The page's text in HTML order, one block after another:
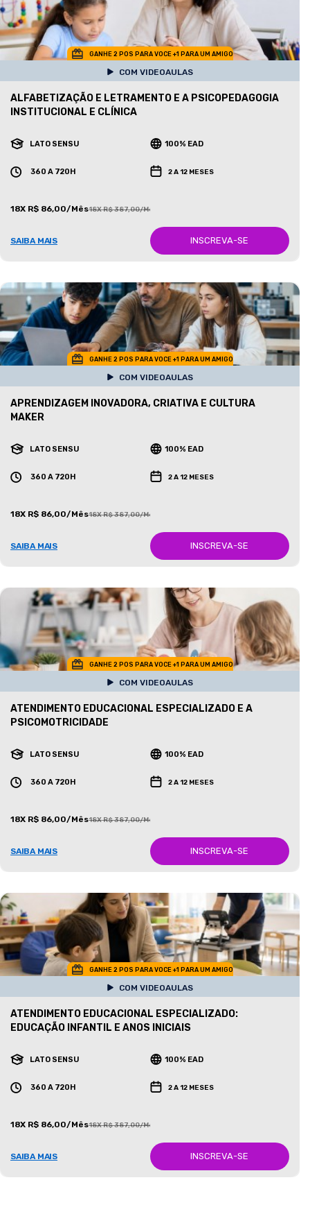
GANHE 2 POS PARA VOCE +1 PARA UM AMIGO
COM VIDEOAULAS
ALFABETIZAÇÃO E LETRAMENTO E A PSICOPEDAGOGIA
INSTITUCIONAL E CLÍNICA
LATO SENSU 100% EAD
360 A 720H 2 A 12 MESES
18X R$ 86,00/Mês18X R$ 387,00/Mês
SAIBA MAIS INSCREVA-SE
GANHE 2 POS PARA VOCE +1 PARA UM AMIGO
COM VIDEOAULAS
APRENDIZAGEM INOVADORA, CRIATIVA E CULTURA
MAKER
LATO SENSU 100% EAD
360 A 720H 2 A 12 MESES
18X R$ 86,00/Mês18X R$ 387,00/Mês
SAIBA MAIS INSCREVA-SE
GANHE 2 POS PARA VOCE +1 PARA UM AMIGO
COM VIDEOAULAS
ATENDIMENTO EDUCACIONAL ESPECIALIZADO E A
PSICOMOTRICIDADE
LATO SENSU 100% EAD
360 A 720H 2 A 12 MESES
18X R$ 86,00/Mês18X R$ 387,00/Mês
SAIBA MAIS INSCREVA-SE
GANHE 2 POS PARA VOCE +1 PARA UM AMIGO
COM VIDEOAULAS
ATENDIMENTO EDUCACIONAL ESPECIALIZADO:
EDUCAÇÃO INFANTIL E ANOS INICIAIS
LATO SENSU 100% EAD
360 A 720H 2 A 12 MESES
18X R$ 86,00/Mês18X R$ 387,00/Mês
SAIBA MAIS INSCREVA-SE